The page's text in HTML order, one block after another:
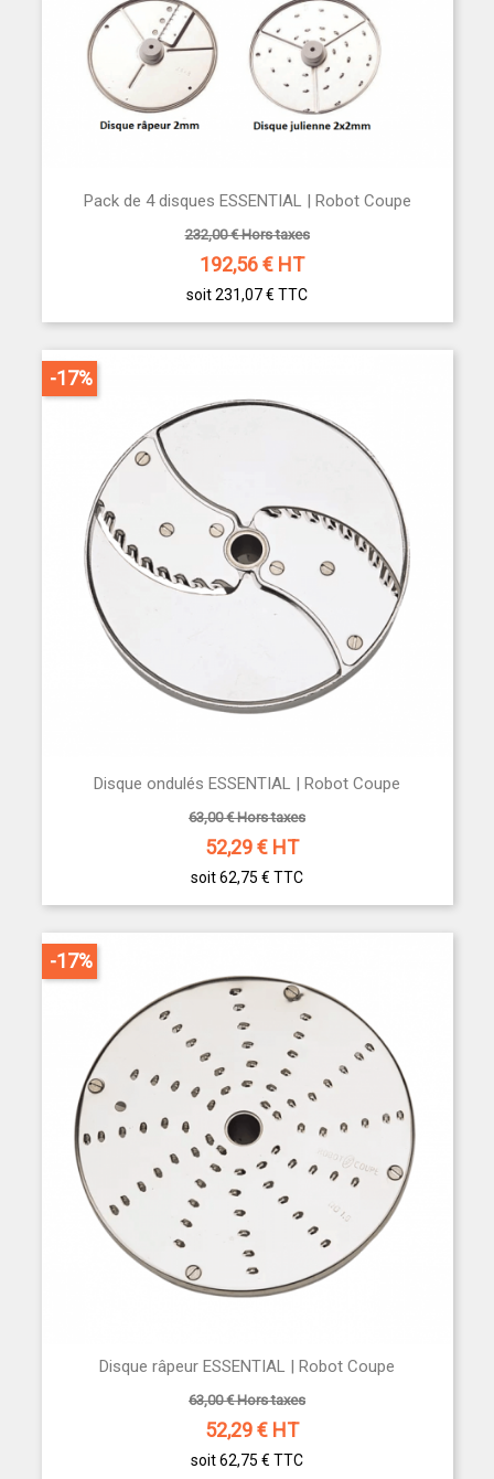
Pack de 4 disques ESSENTIAL | Robot Coupe
232,00 € Hors taxes
192,56€ HT
soit 231,07 € TTC
Disque ondulés ESSENTIAL | Robot Coupe
63,00 € Hors taxes
52,29€ HT
soit 62,75 € TTC
-17%
Disque râpeur ESSENTIAL | Robot Coupe
63,00 € Hors taxes
52,29€ HT
soit 62,75 € TTC
-17%